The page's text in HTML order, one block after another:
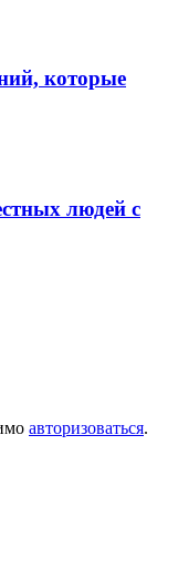
которые
людей с
авторизоваться.